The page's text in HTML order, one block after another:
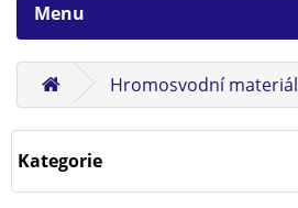
Menu
Hromosvodní materiál
Kategorie